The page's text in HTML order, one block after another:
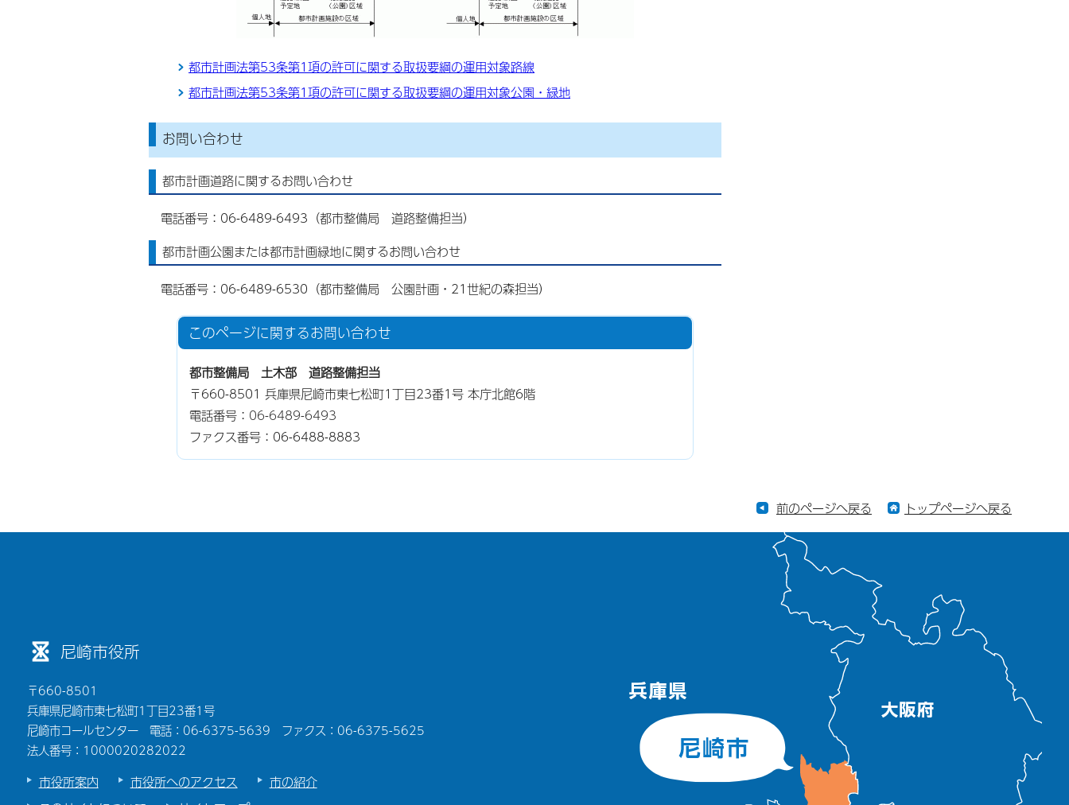
都市計画法第53条第1項の許可に関する取扱要綱の運用対象路線
都市計画法第53条第1項の許可に関する取扱要綱の運用対象公園・緑地
お問い合わせ
都市計画道路に関するお問い合わせ
電話番号：06-6489-6493（都市整備局 道路整備担当）
都市計画公園または都市計画緑地に関するお問い合わせ
電話番号：06-6489-6530（都市整備局 公園計画・21世紀の森担当）
このページに関するお問い合わせ
都市整備局 土木部 道路整備担当
〒660-8501 兵庫県尼崎市東七松町1丁目23番1号 本庁北館6階
電話番号： 06-6489-6493
ファクス番号：06-6488-8883
前のページへ戻る トップページへ戻る
尼崎市役所
〒660-8501
兵庫県尼崎市東七松町1丁目23番1号
尼崎市コールセンター 電話：06-6375-5639 ファクス：06-6375-5625
法人番号：1000020282022
市役所案内 市役所へのアクセス
市の紹介